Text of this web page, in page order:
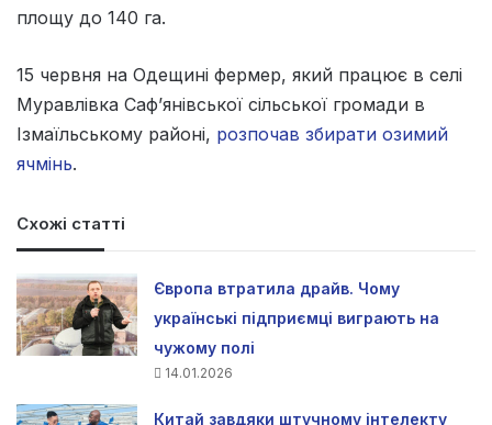
площу до 140 га.
15 червня на Одещині фермер, який працює в селі
Муравлівка Саф’янівської сільської громади в
Ізмаїльському районі, розпочав збирати озимий
ячмінь.
Схожі статті
Європа втратила драйв. Чому
українські підприємці виграють на
чужому полі
14.01.2026
Китай завдяки штучному інтелекту